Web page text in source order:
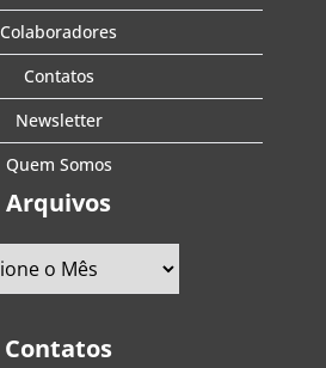
Colaboradores
Contatos
Newsletter
Quem Somos
Arquivos
Contatos